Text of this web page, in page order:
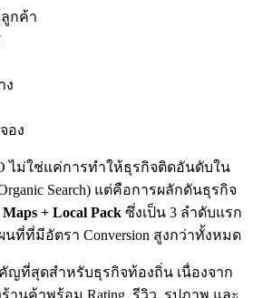
กค้า
ง
อง
ไม่ใช่แค่การทำให้ธุรกิจติดอันดับใน
Search) แต่คือการผลักดันธุรกิจ
Maps + Local Pack ซึ่งเป็น 3 ลำดับแรก
ที่ที่มีอัตรา Conversion สูงกว่าทั้งหมด
ญที่สุดสำหรับธุรกิจท้องถิ่น เนื่องจาก